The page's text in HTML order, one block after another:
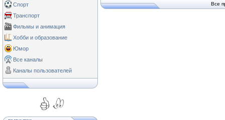
Спорт
Транспорт
Фильмы и анимация
Хобби и образование
Юмор
Все каналы
Каналы пользователей
Все